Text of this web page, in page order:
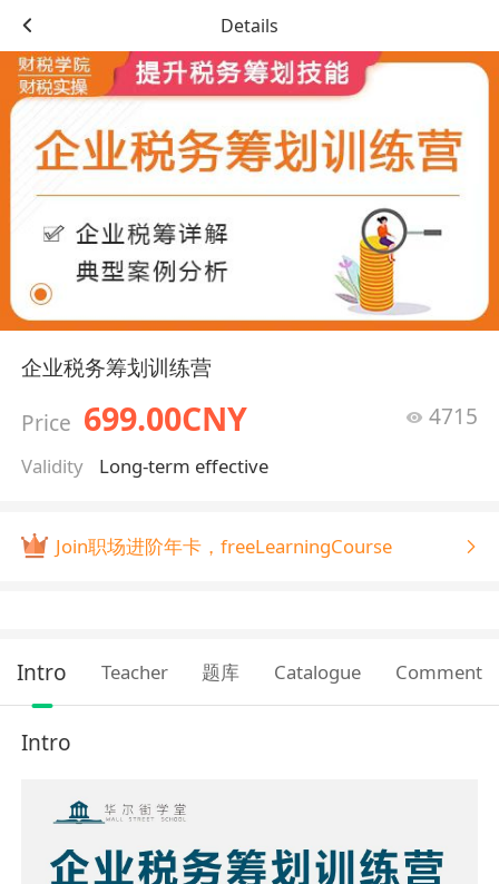
Details
企业税务筹划训练营
Price 699.00CNY
Validity Long-term effective
4715
Join职场进阶年卡，freeLearningCourse
Intro Teacher 题库 Catalogue Comment
Intro